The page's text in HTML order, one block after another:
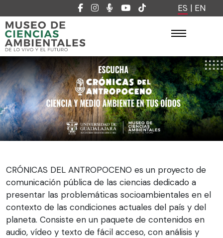
ES | EN
CRÓNICAS DEL ANTROPOCENO es un proyecto de
comunicación pública de las ciencias dedicado a
presentar las problemáticas socioambientales en el
contexto de las condiciones actuales del país y del
planeta. Consiste en un paquete de contenidos en
audio, vídeo y texto de fácil acceso, con análisis y